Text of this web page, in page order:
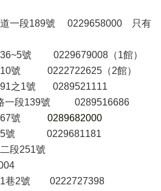
一段189號 0229658000
只有
36~5號 0229679008 （1館）
10號 0222722625 （2館）
91之1號 0289521111
一段139號 0289516686
67號
0289682000
5號 0229681181
段251號
1巷2號 0222727398